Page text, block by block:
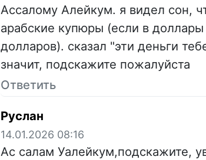
Ассалому Алейкум. я видел сон,
арабские купюры (если в
долларов). сказал "эти деньги
значит, подскажите пожалуйста
Ответить
Руслан
14.01.2026 08:16
Ас салам Уалейкум,подскажите,